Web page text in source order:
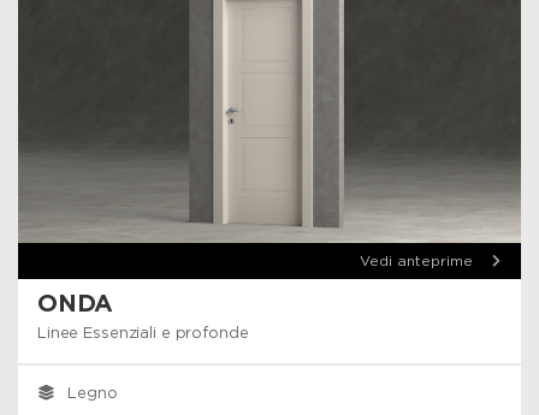
Vedi anteprime
ONDA
Linee Essenziali e profonde
Legno